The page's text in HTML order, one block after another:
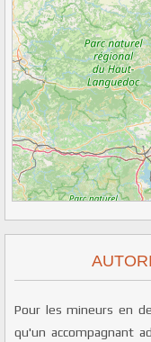
Pour les mineurs en
qu'un accompagnant